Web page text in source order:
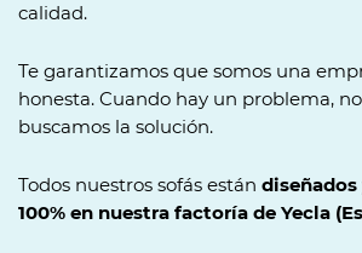
calidad.
Te garantizamos que somos una
honesta. Cuando hay un problema,
buscamos la solución.
Todos nuestros sofás están
100% en nuestra factoría de Yecla